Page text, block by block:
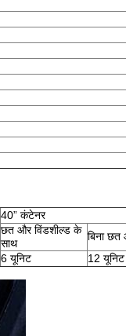
40” कंटेनर
छत और विंडशील्ड के
साथ
बिना
6 यूनिट 12 यूनिट